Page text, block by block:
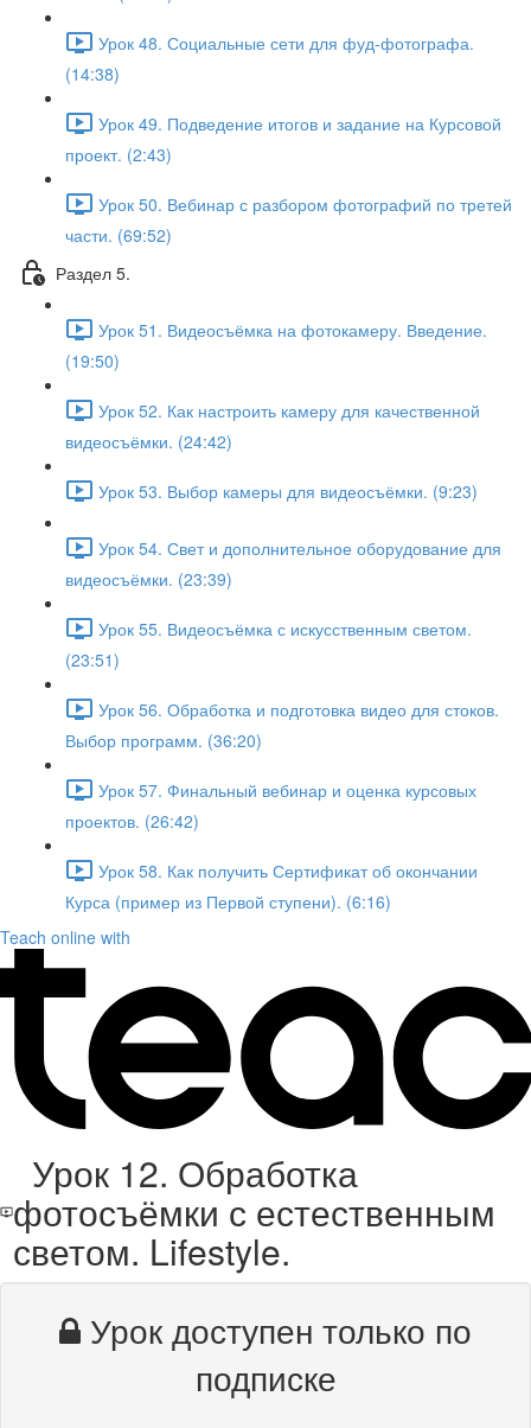
Урок 48. Социальные сети для фуд-фотографа.
(14:38)
Урок 49. Подведение итогов и задание на Курсовой
проект. (2:43)
Урок 50. Вебинар с разбором фотографий по третей
части. (69:52)
Раздел 5.
Урок 51. Видеосъёмка на фотокамеру. Введение.
(19:50)
Урок 52. Как настроить камеру для качественной
видеосъёмки. (24:42)
Урок 53. Выбор камеры для видеосъёмки. (9:23)
Урок 54. Свет и дополнительное оборудование для
видеосъёмки. (23:39)
Урок 55. Видеосъёмка с искусственным светом.
(23:51)
Урок 56. Обработка и подготовка видео для стоков.
Выбор программ. (36:20)
Урок 57. Финальный вебинар и оценка курсовых
проектов. (26:42)
Урок 58. Как получить Сертификат об окончании
Курса (пример из Первой ступени). (6:16)
Teach online with
Урок 12. Обработка
фотосъёмки с естественным
светом. Lifestyle.
Урок доступен только по
подписке